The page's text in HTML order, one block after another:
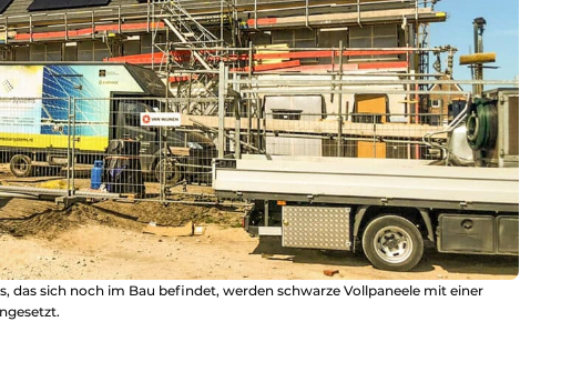
das sich noch im Bau befindet, werden schwarze Vollpaneele mit einer